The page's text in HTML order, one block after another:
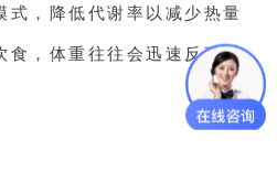
式，降低代谢率以减少热量
食，体重往往会迅速反弹，